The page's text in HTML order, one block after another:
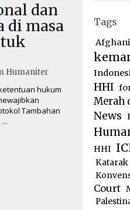
dan
di masa
Humaniter
hukum
Tambahan
Tags
HHI
Merah
News
HHI
Katarak
Court